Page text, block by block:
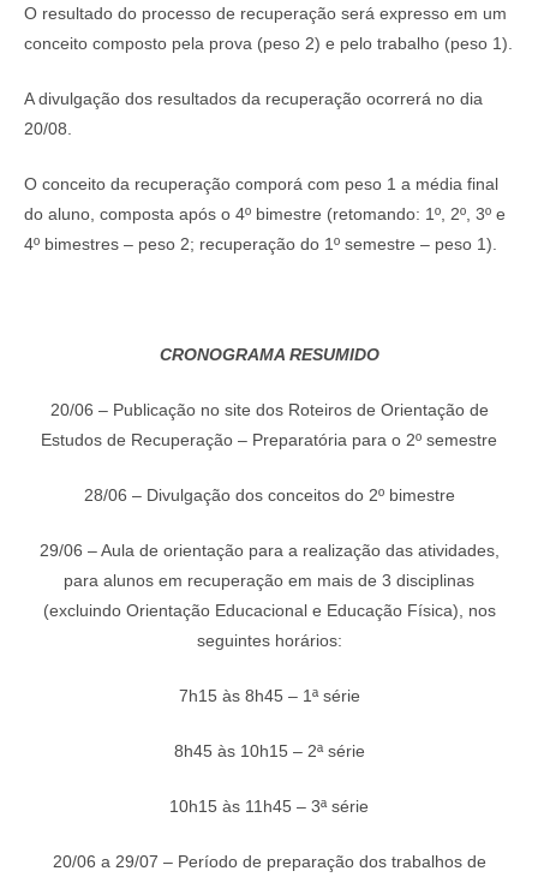
O resultado do processo de recuperação será expresso em um
conceito composto pela prova (peso 2) e pelo trabalho (peso 1).
A divulgação dos resultados da recuperação ocorrerá no dia
20/08.
O conceito da recuperação comporá com peso 1 a média final
do aluno, composta após o 4º bimestre (retomando: 1º, 2º, 3º e
4º bimestres – peso 2; recuperação do 1º semestre – peso 1).
CRONOGRAMA RESUMIDO
20/06 – Publicação no site dos Roteiros de Orientação de
Estudos de Recuperação – Preparatória para o 2º semestre
28/06 – Divulgação dos conceitos do 2º bimestre
29/06 – Aula de orientação para a realização das atividades,
para alunos em recuperação em mais de 3 disciplinas
(excluindo Orientação Educacional e Educação Física), nos
seguintes horários:
7h15 às 8h45 – 1ª série
8h45 às 10h15 – 2ª série
10h15 às 11h45 – 3ª série
20/06 a 29/07 – Período de preparação dos trabalhos de